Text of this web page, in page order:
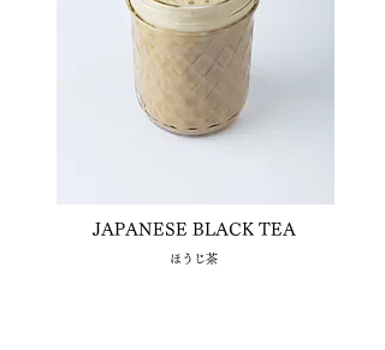
JAPANESE BLACK TEA
​ほうじ茶